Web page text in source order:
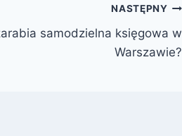
NASTĘPNY
samodzielna księgowa w
Warszawie?